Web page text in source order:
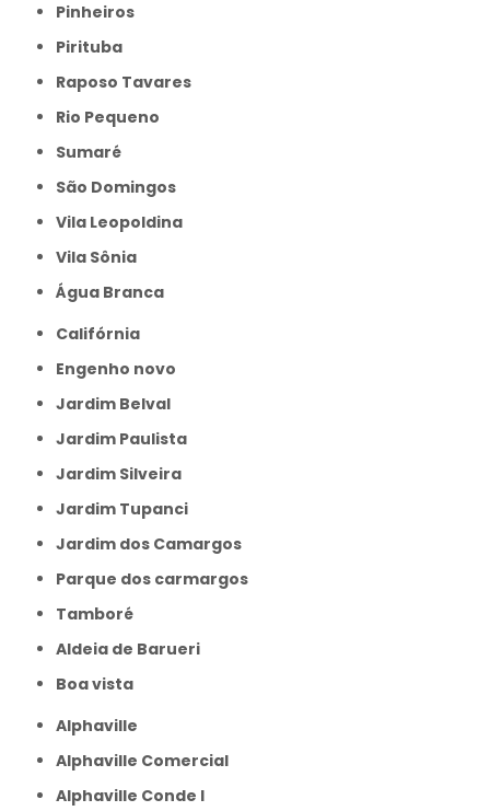
Pinheiros
Pirituba
Raposo Tavares
Rio Pequeno
Sumaré
São Domingos
Vila Leopoldina
Vila Sônia
Água Branca
Califórnia
Engenho novo
Jardim Belval
Jardim Paulista
Jardim Silveira
Jardim Tupanci
Jardim dos Camargos
Parque dos carmargos
Tamboré
aldeia de Barueri
boa vista
Alphaville
Alphaville Comercial
Alphaville Conde I